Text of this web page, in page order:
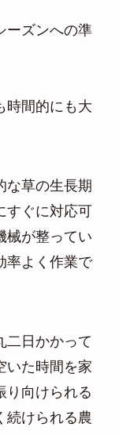
ーズンへの準
時間的にも大
な草の生長期
すぐに対応可
械が整ってい
率よく作業で
二日かかって
いた時間を家
り向けられる
続けられる農